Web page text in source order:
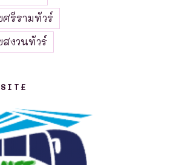
ศรีรามทัวร์
สงวนทัวร์